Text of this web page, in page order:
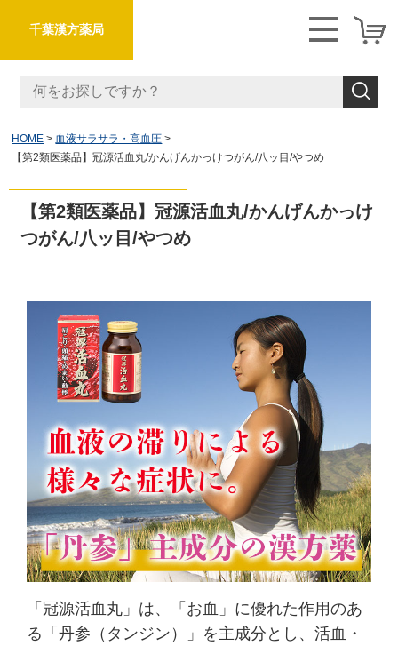
千葉漢方薬局
HOME
血液サラサラ・高血圧
【第2類医薬品】冠源活血丸/かんげんかっけつがん/八ッ目/やつめ
【第2類医薬品】冠源活血丸/かんげんかっけ
つがん/八ッ目/やつめ
「冠源活血丸」は、「お血」に優れた作用のあ
る「丹参（タンジン）」を主成分とし、活血・